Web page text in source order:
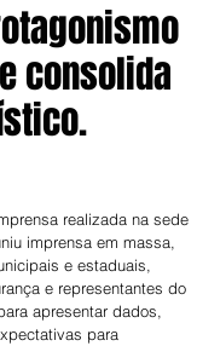
consolida
realizada na sede
imprensa em massa,
e estaduais,
e representantes do
apresentar dados,
para